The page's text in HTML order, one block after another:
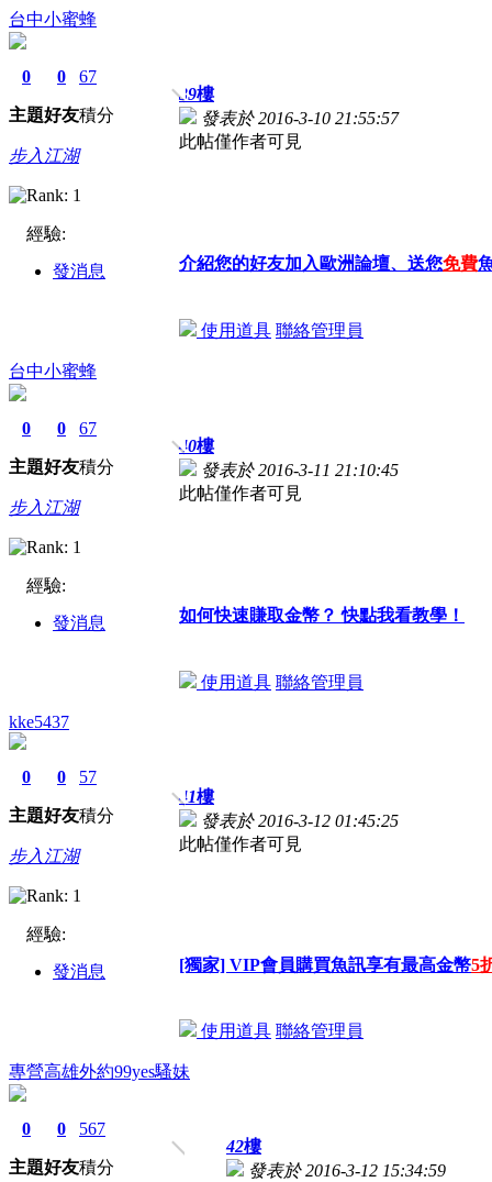
台中小蜜蜂
0
主題
0
好友
67
積分
步入江湖
經驗:
發消息
39樓
發表於 2016-3-10 21:55:57
此帖僅作者可見
介紹您的好友加入歐洲論壇、送您免費
使用道具 聯絡管理員
台中小蜜蜂
0
主題
0
好友
67
積分
步入江湖
經驗:
發消息
40樓
發表於 2016-3-11 21:10:45
此帖僅作者可見
如何快速賺取金幣？ 快點我看教學！
使用道具 聯絡管理員
kke5437
0
主題
0
好友
57
積分
步入江湖
經驗:
發消息
41樓
發表於 2016-3-12 01:45:25
此帖僅作者可見
[獨家] VIP會員購買魚訊享有最高金幣5
使用道具 聯絡管理員
專營高雄外約99yes騷妹
0
主題
0
好友
567
積分
42樓
發表於 2016-3-12 15:34:59